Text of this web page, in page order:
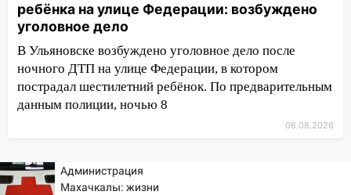
шторма
13:49 Стихия продолжает крушить
Ульяновск: дерево рухнуло на дом на
Орджоникидзе
13:47 На Нижней Террасе мощным
13:46
СТО на проспекте Созидателей
ребёнка на улице Федерации: возбуждено
уголовное дело
В Ульяновске возбуждено уголовное дело после
ночного ДТП на улице Федерации, в котором
пострадал шестилетний ребёнок. По предварительным
данным полиции, ночью 8
08.08.2026
Администрация
Махачкалы: жизни